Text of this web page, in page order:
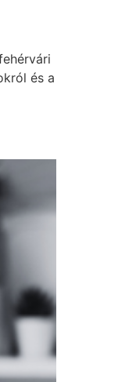
és a